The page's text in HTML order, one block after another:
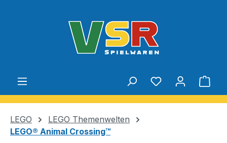
Du hast 0
LEGO
LEGO Themenwelten
LEGO® Animal Crossing™